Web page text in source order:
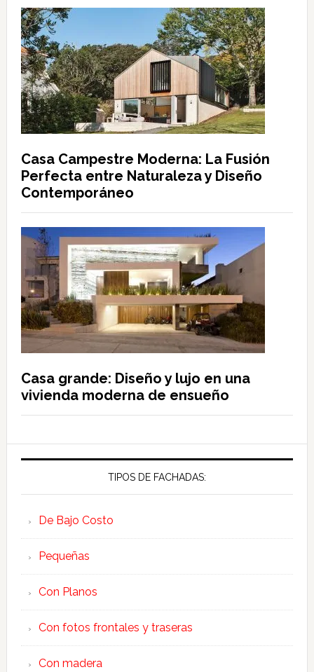
Casa Campestre Moderna: La Fusión
Perfecta entre Naturaleza y Diseño
Contemporáneo
Casa grande: Diseño y lujo en una
vivienda moderna de ensueño
TIPOS DE FACHADAS:
De Bajo Costo
Pequeñas
Con Planos
Con fotos frontales y traseras
Con madera